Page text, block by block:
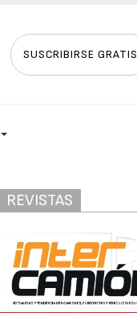
SUSCRIBIRSE GRATIS
REVISTAS